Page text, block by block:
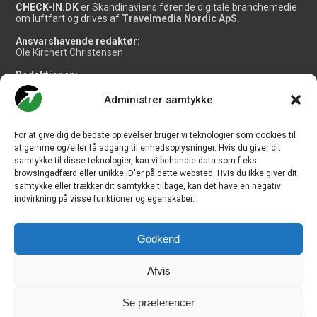
Administrer samtykke
For at give dig de bedste oplevelser bruger vi teknologier som cookies til
at gemme og/eller få adgang til enhedsoplysninger. Hvis du giver dit
samtykke til disse teknologier, kan vi behandle data som f.eks.
browsingadfærd eller unikke ID'er på dette websted. Hvis du ikke giver dit
samtykke eller trækker dit samtykke tilbage, kan det have en negativ
indvirkning på visse funktioner og egenskaber.
Godkend
Afvis
Se præferencer
CHECK-IN.DK er Skandinaviens førende digitale branchemedie
om luftfart og drives af Travelmedia Nordic ApS.
Ansvarshavende redaktør:
Ole Kirchert Christensen
Redaktionen:
Christian Granhøj Skouboe
Henrik Baumgarten
Danny Longhi Andreasen
Salg og jobannoncer:
salg@travelmedianordic.com
Vi tager ansvar for indholdet og er tilmeldt